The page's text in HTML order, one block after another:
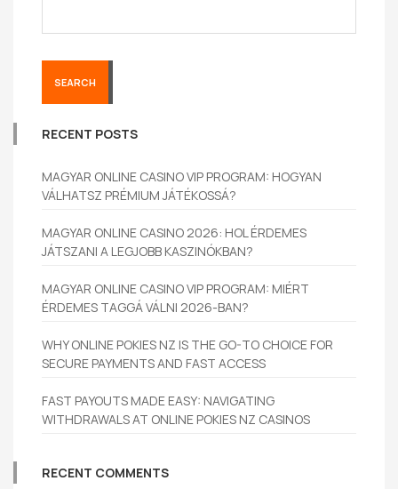
SEARCH
RECENT POSTS
MAGYAR ONLINE CASINO VIP PROGRAM: HOGYAN
VÁLHATSZ PRÉMIUM JÁTÉKOSSÁ?
MAGYAR ONLINE CASINO 2026: HOL ÉRDEMES
JÁTSZANI A LEGJOBB KASZINÓKBAN?
MAGYAR ONLINE CASINO VIP PROGRAM: MIÉRT
ÉRDEMES TAGGÁ VÁLNI 2026-BAN?
WHY ONLINE POKIES NZ IS THE GO-TO CHOICE FOR
SECURE PAYMENTS AND FAST ACCESS
FAST PAYOUTS MADE EASY: NAVIGATING
WITHDRAWALS AT ONLINE POKIES NZ CASINOS
RECENT COMMENTS